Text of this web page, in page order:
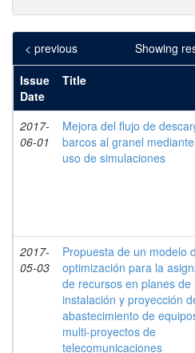
Showing
< previous
Issue
Date
Title
2017-
06-01
Mejora del flujo de
barcos al granel
uso de simulaciones
2017-
05-03
Propuesta de un modelo
optimización para la
de recursos en planes de
instalación y proyección
abastecimiento de
multi-proyectos de
telecomunicaciones